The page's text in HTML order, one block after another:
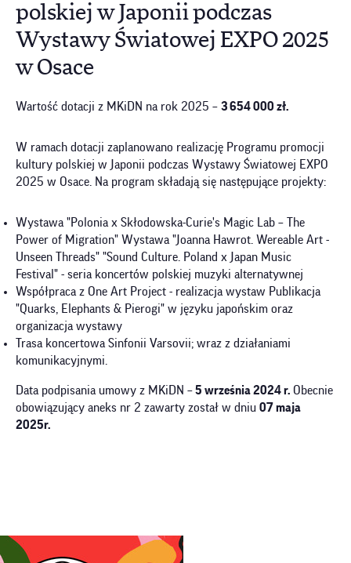
polskiej w Japonii podczas
Wystawy Światowej EXPO 2025
w Osace
Wartość dotacji z MKiDN na rok 2025 – 3 654 000 zł.
W ramach dotacji zaplanowano realizację Programu promocji
kultury polskiej w Japonii podczas Wystawy Światowej EXPO
2025 w Osace. Na program składają się następujące projekty:
Wystawa "Polonia x Skłodowska-Curie's Magic Lab – The
Power of Migration" Wystawa "Joanna Hawrot. Wereable Art -
Unseen Threads" "Sound Culture. Poland x Japan Music
Festival" - seria koncertów polskiej muzyki alternatywnej
Współpraca z One Art Project - realizacja wystaw Publikacja
"Quarks, Elephants & Pierogi" w języku japońskim oraz
organizacja wystawy
Trasa koncertowa Sinfonii Varsovii; wraz z działaniami
komunikacyjnymi.
Data podpisania umowy z MKiDN –5 września 2024 r. Obecnie
obowiązujący aneks nr 2 zawarty został w dniu 07 maja
2025r.